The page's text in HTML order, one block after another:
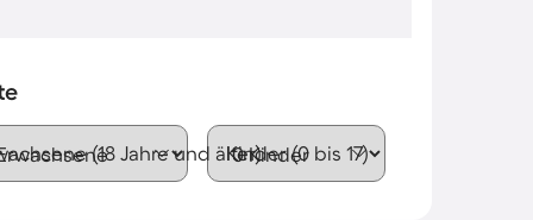
(18 Jahre und älter)Kinder (0 bis 17)